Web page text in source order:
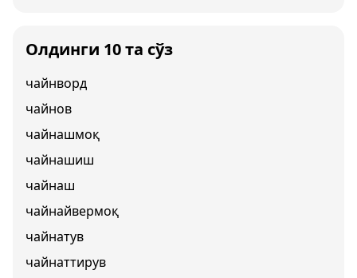
Олдинги 10 та сўз
чайнворд
чайнов
чайнашмоқ
чайнашиш
чайнаш
чайнайвермоқ
чайнатув
чайнаттирув